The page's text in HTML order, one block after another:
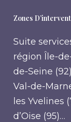
Zones
Suite
région Île-
de-Seine
Val-de-
les Yvelines
d’Oise (95)…